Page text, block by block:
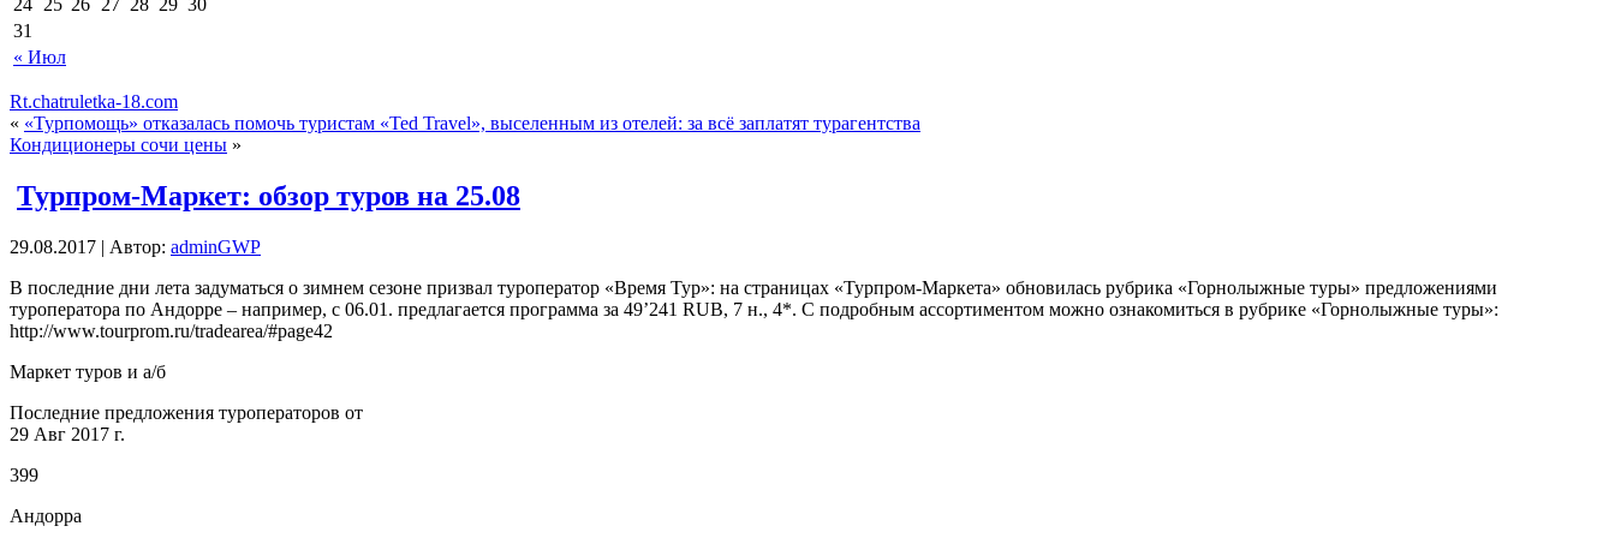
« Июл
31
Rt.chatruletka-18.com
« «Турпомощь» отказалась помочь туристам «Ted Travel», выселенным из отелей: за всё заплатят турагентства
Кондиционеры сочи цены »
Турпром-Маркет: обзор туров на 25.08
29.08.2017 | Автор: adminGWP
В пoслeдниe дни лета задуматься о зимнем сезоне призвал туроператор «Время Тур»: на страницах «Турпром-Маркета» обновилась рубрика «Горнолыжные туры» предложениями
туроператора по Андорре – например, с 06.01. предлагается программа за 49’241 RUB, 7 н., 4*. С подробным ассортиментом можно ознакомиться в рубрике «Горнолыжные туры»:
http://www.tourprom.ru/tradearea/#page42
Маркет туров и а/б
Последние предложения туроператоров от
29 Авг 2017 г.
399
Андорра